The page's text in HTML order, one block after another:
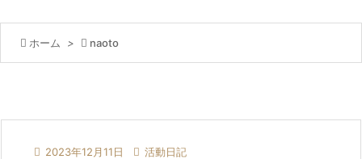
検索
 ホーム >  naoto
 2023年12月11日  活動日記